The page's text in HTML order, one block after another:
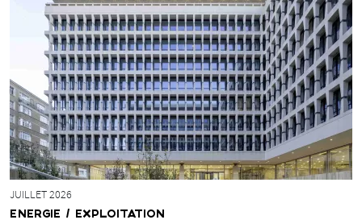
JUILLET 2026
ENERGIE / EXPLOITATION